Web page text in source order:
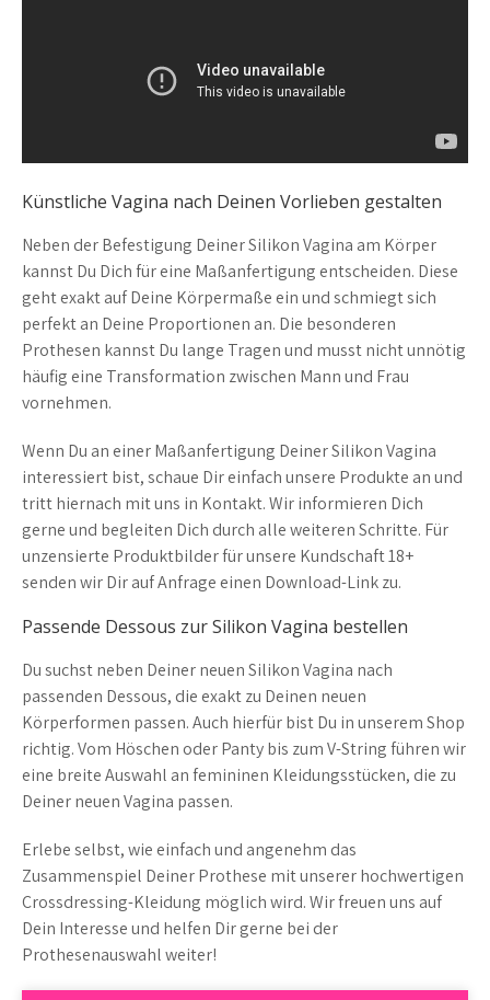
Künstliche Vagina nach Deinen Vorlieben gestalten
Neben der Befestigung Deiner Silikon Vagina am Körper
kannst Du Dich für eine Maßanfertigung entscheiden. Diese
geht exakt auf Deine Körpermaße ein und schmiegt sich
perfekt an Deine Proportionen an. Die besonderen
Prothesen kannst Du lange Tragen und musst nicht unnötig
häufig eine Transformation zwischen Mann und Frau
vornehmen.
Wenn Du an einer Maßanfertigung Deiner Silikon Vagina
interessiert bist, schaue Dir einfach unsere Produkte an und
tritt hiernach mit uns in Kontakt. Wir informieren Dich
gerne und begleiten Dich durch alle weiteren Schritte. Für
unzensierte Produktbilder für unsere Kundschaft 18+
senden wir Dir auf Anfrage einen Download-Link zu.
Passende Dessous zur Silikon Vagina bestellen
Du suchst neben Deiner neuen Silikon Vagina nach
passenden Dessous, die exakt zu Deinen neuen
Körperformen passen. Auch hierfür bist Du in unserem Shop
richtig. Vom Höschen oder Panty bis zum V-String führen wir
eine breite Auswahl an femininen Kleidungsstücken, die zu
Deiner neuen Vagina passen.
Erlebe selbst, wie einfach und angenehm das
Zusammenspiel Deiner Prothese mit unserer hochwertigen
Crossdressing-Kleidung möglich wird. Wir freuen uns auf
Dein Interesse und helfen Dir gerne bei der
Prothesenauswahl weiter!